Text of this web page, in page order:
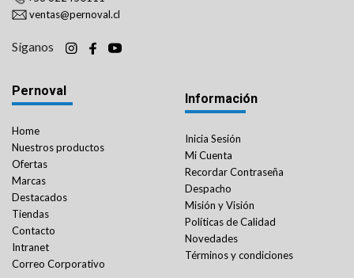
ventas@pernoval.cl
Síganos
Pernoval
Home
Nuestros productos
Ofertas
Marcas
Destacados
Tiendas
Contacto
Intranet
Correo Corporativo
Información
Inicia Sesión
Mi Cuenta
Recordar Contraseña
Despacho
Misión y Visión
Políticas de Calidad
Novedades
Términos y condiciones